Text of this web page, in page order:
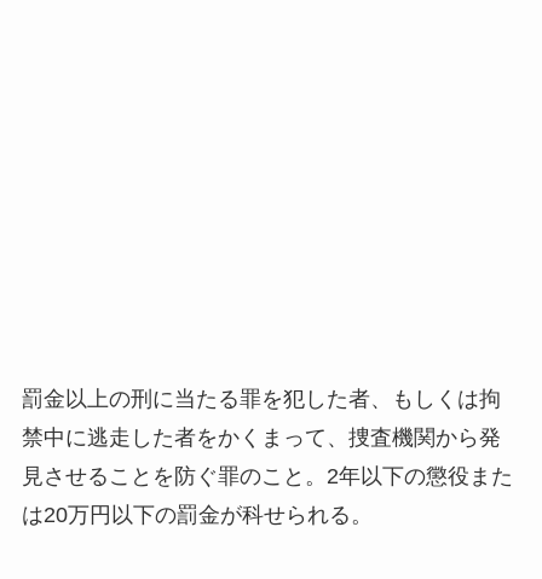
罰金以上の刑に当たる罪を犯した者、もしくは拘
禁中に逃走した者をかくまって、捜査機関から発
見させることを防ぐ罪のこと。2年以下の懲役また
は20万円以下の罰金が科せられる。